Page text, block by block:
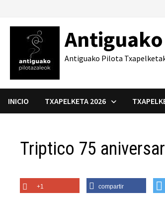
contenido
Antiguako Pilota
INICIO TXAPELKETA 2026
Triptico 75
+1 compartir